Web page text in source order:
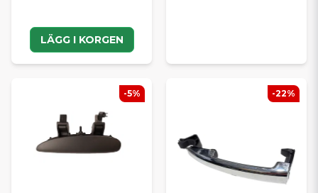
LÄGG I KORGEN
-5% -22%